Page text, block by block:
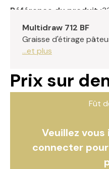
Référence du produit :
Multidraw 712 BF
Graisse d'étirage
...et plus
Prix sur
Fût
Veuillez
connecter